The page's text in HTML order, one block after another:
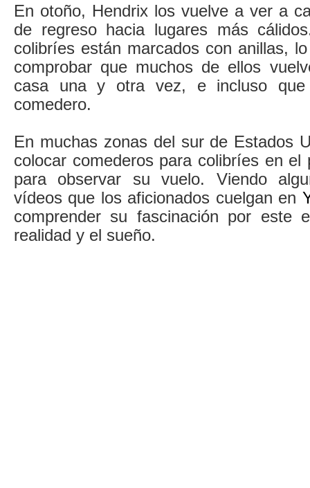
En otoño, Hendrix los vuelve a ver a
de regreso hacia lugares más
colibríes están marcados con anillas,
comprobar que muchos de ellos
casa una y otra vez, e incluso que
comedero.
En muchas zonas del sur de Estados
colocar comederos para colibríes en el
para observar su vuelo. Viendo
vídeos que los aficionados cuelgan en
comprender su fascinación por este
realidad y el sueño.